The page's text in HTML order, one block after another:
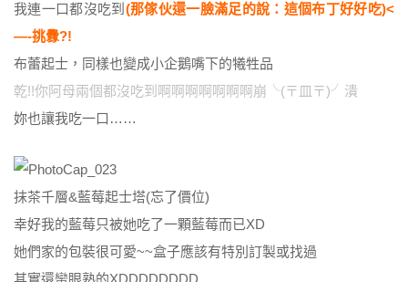
我連一口都沒吃到 (那傢伙還一臉滿足的說：這個布丁好好吃)<
—-挑釁?!
布蕾起士，同樣也變成小企鵝嘴下的犧牲品
乾!!你阿母兩個都沒吃到啊啊啊啊啊啊啊崩╰(〒皿〒)╯潰
妳也讓我吃一口……
抹茶千層&藍莓起士塔(忘了價位)
幸好我的藍莓只被她吃了一顆藍莓而已XD
她們家的包裝很可愛~~盒子應該有特別訂製或找過